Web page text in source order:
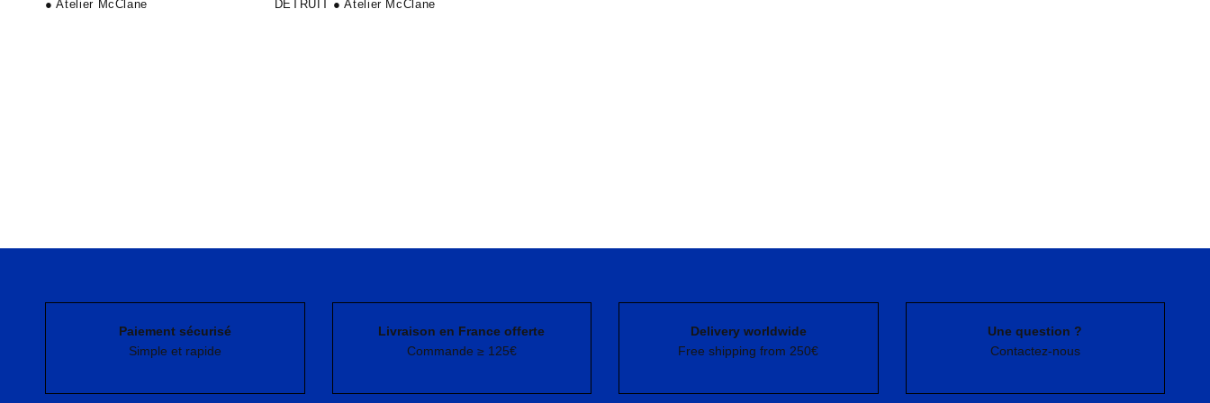
● Atelier McClane DÉTRUIT ● Atelier McClane
Paiement sécurisé
Simple et rapide
Livraison en France offerte
Commande ≥ 125€
Delivery worldwide
Free shipping from 250€
Une question ?
Contactez-nous